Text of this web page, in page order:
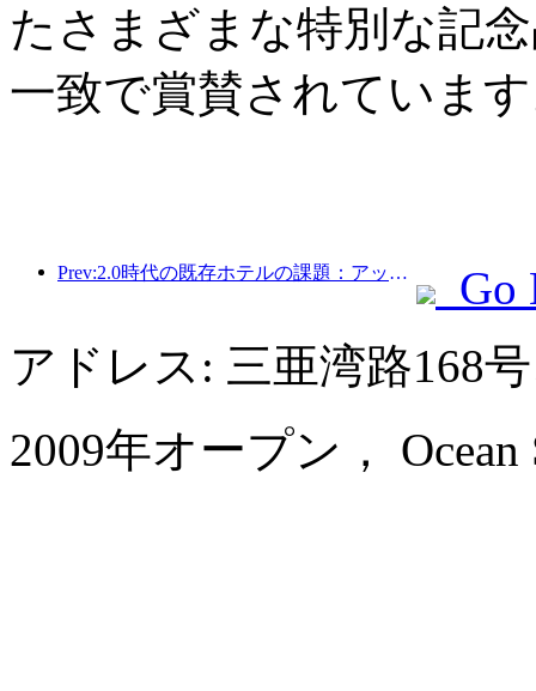
たさまざまな特別な記
一致で賞賛されていま
Prev:2.0時代の既存ホテルの課題：アップグレードこそが真の価値革新の核心
Go
アドレス: 三亜湾路168
2009年オープン， Ocean